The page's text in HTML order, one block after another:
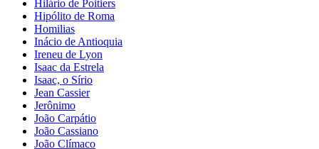
Hilário de Poitiers
Hipólito de Roma
Homilias
Inácio de Antioquia
Ireneu de Lyon
Isaac da Estrela
Isaac, o Sírio
Jean Cassier
Jerônimo
João Carpátio
João Cassiano
João Clímaco